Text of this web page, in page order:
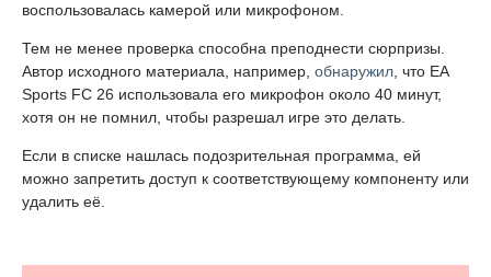
воспользовалась камерой или микрофоном.
Тем не менее проверка способна преподнести сюрпризы.
Автор исходного материала, например, обнаружил , что EA
Sports FC 26 использовала его микрофон около 40 минут,
хотя он не помнил, чтобы разрешал игре это делать.
Если в списке нашлась подозрительная программа, ей
можно запретить доступ к соответствующему компоненту или
удалить её.